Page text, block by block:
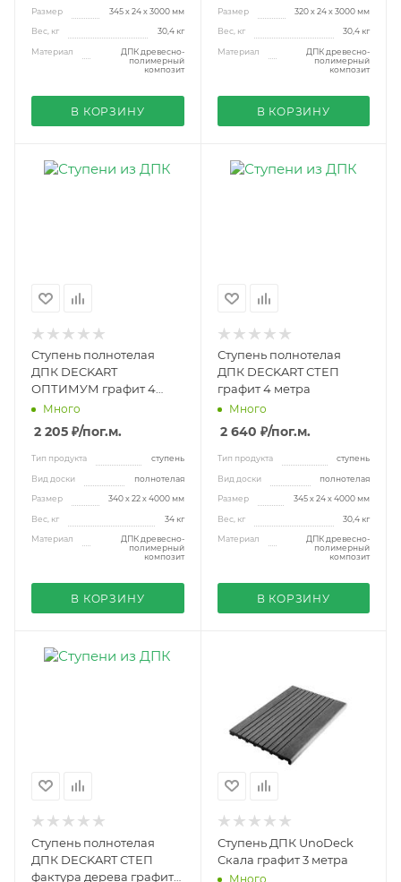
Размер 345 х 24 х 3000 мм
Вес, кг 30,4 кг
Материал
ДПК древесно-
полимерный
композит
В КОРЗИНУ
Размер 320 х 24 х 3000 мм
Вес, кг 30,4 кг
Материал
ДПК древесно-
полимерный
композит
В КОРЗИНУ
Ступень полнотелая
ДПК DECKART
ОПТИМУМ графит 4
метра
Много
2 205 ₽/пог.м.
Тип продукта ступень
Вид доски полнотелая
Размер 340 х 22 х 4000 мм
Вес, кг 34 кг
Материал
ДПК древесно-
полимерный
композит
В КОРЗИНУ
Ступень полнотелая
ДПК DECKART СТЕП
графит 4 метра
Много
2 640 ₽/пог.м.
Тип продукта ступень
Вид доски полнотелая
Размер 345 х 24 х 4000 мм
Вес, кг 30,4 кг
Материал
ДПК древесно-
полимерный
композит
В КОРЗИНУ
Ступень полнотелая
ДПК DECKART СТЕП
фактура дерева графит
Ступень ДПК UnoDeck
Скала графит 3 метра
Много